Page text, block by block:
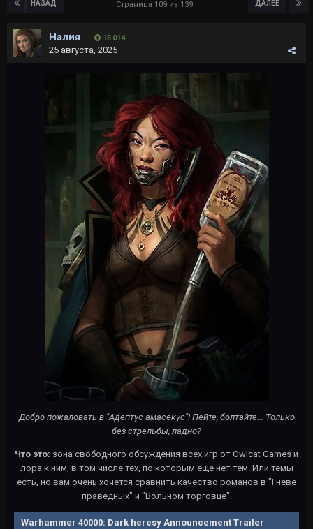
НАЗАД ДАЛЕЕ
Страница 109 из 139
Налия 15 014
25 августа, 2025
Добро пожаловать в "Адептус амасекус"! Пейте, болтайте... Только
без стрельбы, ладно?
Что это: зона свободного обсуждения всех игр от Owlcat Games и
лора к ним, в том числе тех, по которым ещё нет тем. Или темы
есть, но вам очень хочется сравнить качество романов в "Гневе
праведных" и "Вольном торговце".
Warhammer 40000: Dark heresy Announcement Trailer